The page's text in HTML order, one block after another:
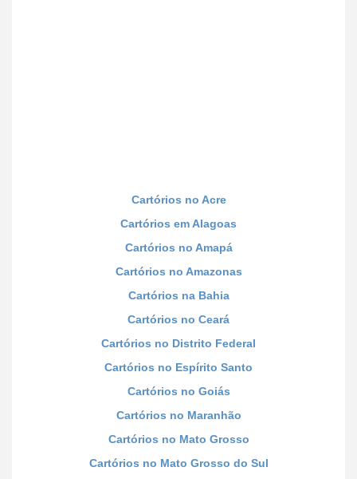
Cartórios no Acre
Cartórios em Alagoas
Cartórios no Amapá
Cartórios no Amazonas
Cartórios na Bahia
Cartórios no Ceará
Cartórios no Distrito Federal
Cartórios no Espírito Santo
Cartórios no Goiás
Cartórios no Maranhão
Cartórios no Mato Grosso
Cartórios no Mato Grosso do Sul